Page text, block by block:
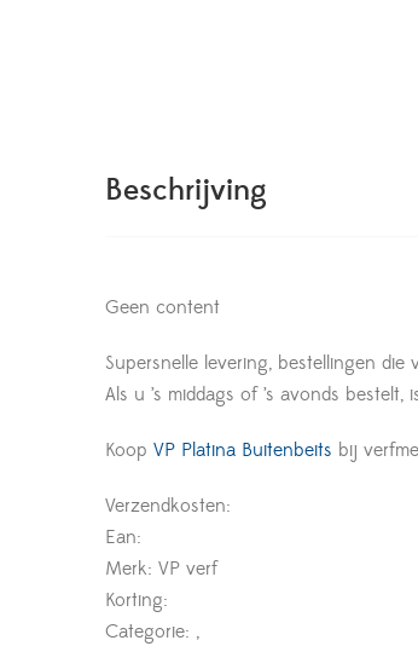
Beschrijving
Geen content
Supersnelle levering, bestellingen
Als u ’s middags of ’s avonds
Koop VP Platina Buitenbeits bij
Verzendkosten:
Ean:
Merk: VP verf
Korting:
Categorie: ,